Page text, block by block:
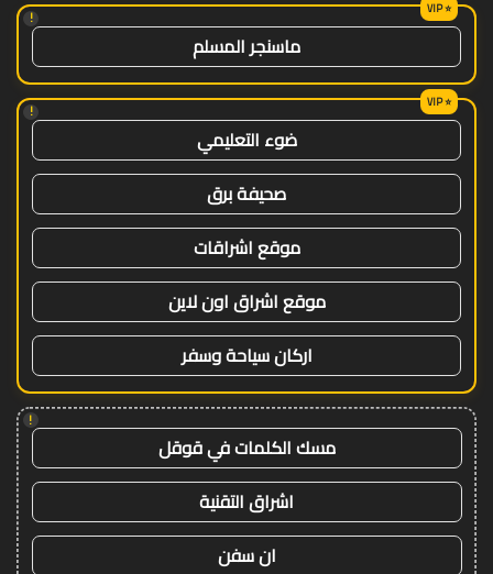
!
ماسنجر المسلم
!
ضوء التعليمي
صحيفة برق
موقع اشراقات
موقع اشراق اون لاين
اركان سياحة وسفر
!
مسك الكلمات في قوقل
اشراق التقنية
ان سفن